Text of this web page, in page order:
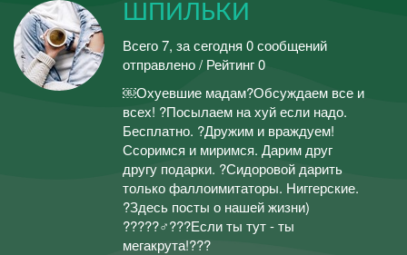
ШПИЛЬКИ
Всего 7, за сегодня 0 сообщений
отправлено / Рейтинг 0
￼Охуевшие мадам?Обсуждаем все и
всех! ?Посылаем на хуй если надо.
Бесплатно. ?Дружим и враждуем!
Ссоримся и миримся. Дарим друг
другу подарки. ?Сидоровой дарить
только фаллоимитаторы. Ниггерские.
?Здесь посты о нашей жизни)
?????‍♂️???Если ты тут - ты
мегакрута!???